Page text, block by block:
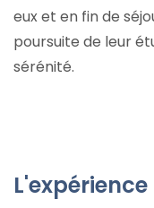
eux et en fin de
poursuite de leur
sérénité.